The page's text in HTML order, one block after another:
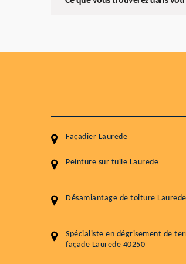
Façadier Laurede
Peinture sur tuile Laurede
Désamiantage de toiture Laurede
Spécialiste en dégrisement de
façade Laurede 40250